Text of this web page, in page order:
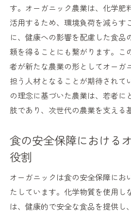
す。オーガニック農業は、化学肥
活用するため、環境負荷を減らす
に、健康への影響を配慮した食品
頼を得ることにも繋がります。こ
者が新たな農業の形としてオーガ
担う人材となることが期待されて
の理念に基づいた農業は、若者に
肢であり、次世代の農業を支える
食の安全保障における
役割
オーガニックは食の安全保障にお
たしています。化学物質を使用し
は、健康的で安全な食品を提供し